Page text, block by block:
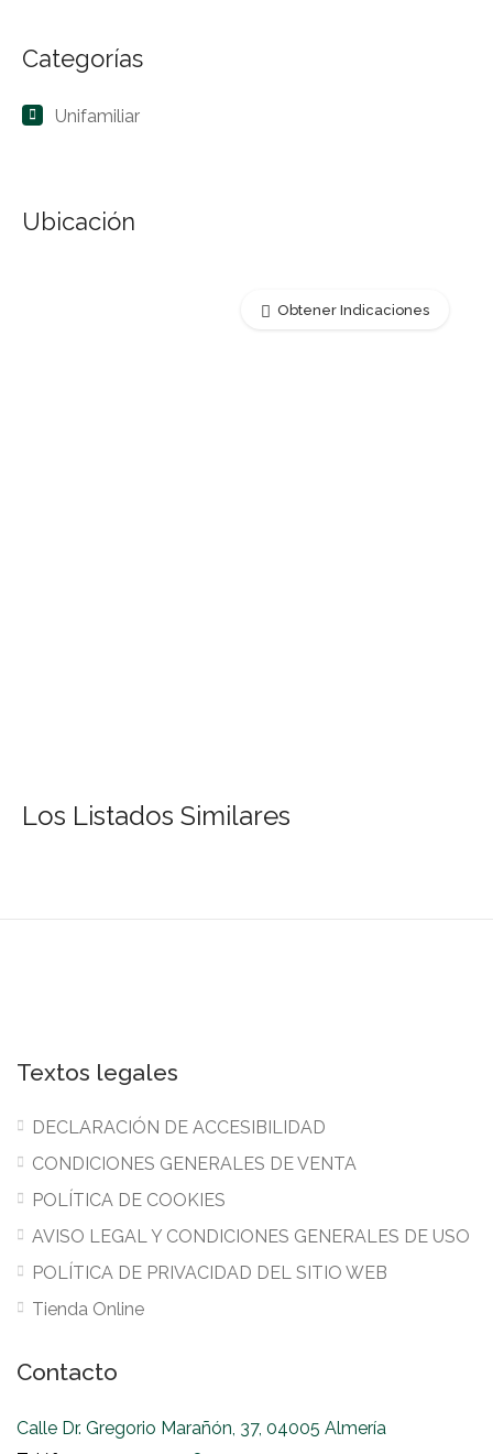
Categorías
Unifamiliar
Ubicación
Obtener Indicaciones
Los Listados Similares
Textos legales
DECLARACIÓN DE ACCESIBILIDAD
CONDICIONES GENERALES DE VENTA
POLÍTICA DE COOKIES
AVISO LEGAL Y CONDICIONES GENERALES DE USO
POLÍTICA DE PRIVACIDAD DEL SITIO WEB
Tienda Online
Contacto
Calle Dr. Gregorio Marañón, 37, 04005 Almería